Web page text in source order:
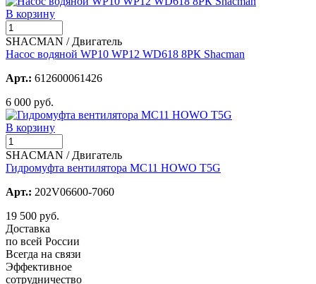
В корзину
SHACMAN / Двигатель
Насос водяной WP10 WP12 WD618 8РК Shacman
Арт.: 612600061426
6 000 руб.
В корзину
SHACMAN / Двигатель
Гидромуфта вентилятора MC11 HOWO T5G
Арт.: 202V06600-7060
19 500 руб.
Доставка
по всей России
Всегда на связи
Эффективное
сотрудничество